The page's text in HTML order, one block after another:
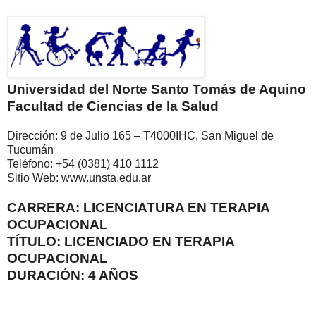
Universidad del Norte Santo Tomás de Aquino
Facultad de Ciencias de la Salud
Dirección: 9 de Julio 165 – T4000IHC, San Miguel de
Tucumán
Teléfono: +54 (0381) 410 1112
Sitio Web: www.unsta.edu.ar
CARRERA: LICENCIATURA EN TERAPIA
OCUPACIONAL
TÍTULO: LICENCIADO EN TERAPIA
OCUPACIONAL
DURACIÓN: 4 AÑOS